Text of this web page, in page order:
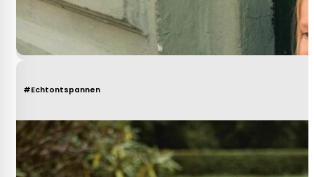
#Echtontspannen